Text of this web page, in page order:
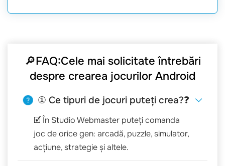
🔎FAQ:Cele mai solicitate întrebări
despre crearea jocurilor Android
① Ce tipuri de jocuri puteți crea?❓
🗹 În Studio Webmaster puteți comanda
joc de orice gen: arcadă, puzzle, simulator,
acțiune, strategie și altele.